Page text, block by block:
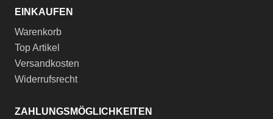
EINKAUFEN
Warenkorb
Top Artikel
Versandkosten
Widerrufsrecht
ZAHLUNGSMÖGLICHKEITEN